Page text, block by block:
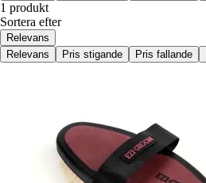
1 produkt
Sortera efter
Relevans
Relevans
Pris stigande Pris fallande